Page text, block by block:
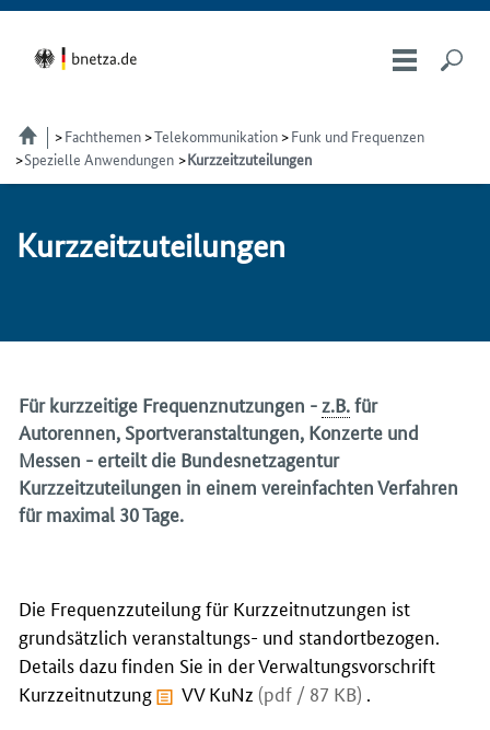
Fachthemen Telekom­munikation
Funk und Frequenzen
Spezielle Anwendungen
Kurzzeitzuteilungen
Kurz­zeit­zu­tei­lun­gen
Für kurzzeitige Frequenznutzungen -z.B.für
Autorennen, Sportveranstaltungen, Konzerte und
Messen - erteilt die Bundesnetzagentur
Kurzzeitzuteilungen in einem vereinfachten Verfahren
für maximal 30 Tage.
Die Frequenzzuteilung für Kurzzeitnutzungen ist
grundsätzlich veranstaltungs- und standortbezogen.
Details dazu finden Sie in der Verwaltungsvorschrift
Kurzzeitnutzung
VV KuNz (pdf / 87 KB) .